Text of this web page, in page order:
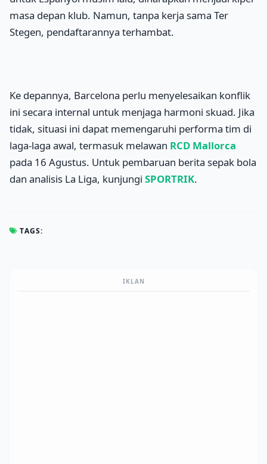
masa depan klub. Namun, tanpa kerja sama Ter
Stegen, pendaftarannya terhambat.
Ke depannya, Barcelona perlu menyelesaikan konflik
ini secara internal untuk menjaga harmoni skuad. Jika
tidak, situasi ini dapat memengaruhi performa tim di
laga-laga awal, termasuk melawan RCD Mallorca
pada 16 Agustus. Untuk pembaruan berita sepak bola
dan analisis La Liga, kunjungi SPORTRIK.
TAGS:
IKLAN